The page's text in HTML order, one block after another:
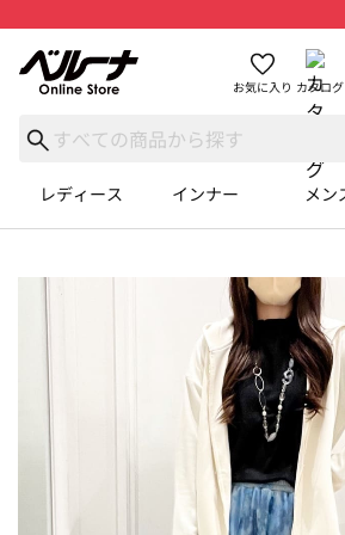
お気に入り カタログ
レディース インナー メン